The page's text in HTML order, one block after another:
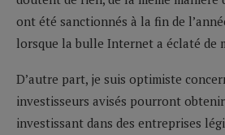
ont été sanctionnés à la fin de
lorsque la bulle Internet a éclaté de
D’autre part, je suis optimiste
investisseurs avisés pourront
investissant dans des entreprises